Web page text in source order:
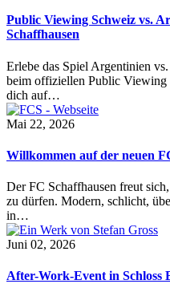
Public Viewing Schweiz vs.
Schaffhausen
Erlebe das Spiel Argentinien
beim offiziellen Public Viewing
dich auf…
Mai 22, 2026
Willkommen auf der neuen
Der FC Schaffhausen freut
zu dürfen. Modern, schlicht,
in…
Juni 02, 2026
After-Work-Event in